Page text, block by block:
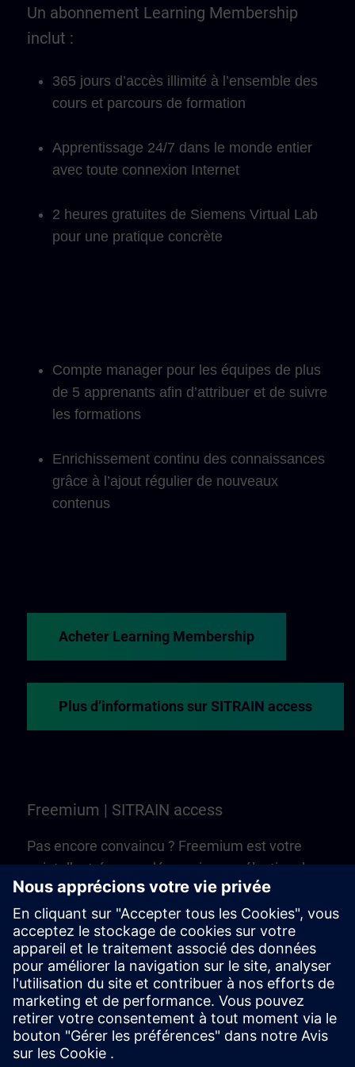
Un abonnement Learning Membership
inclut :
365 jours d’accès illimité à l’ensemble des
cours et parcours de formation
Apprentissage 24/7 dans le monde entier
avec toute connexion Internet
2 heures gratuites de Siemens Virtual Lab
pour une pratique concrète
Compte manager pour les équipes de plus
de 5 apprenants afin d’attribuer et de suivre
les formations
Enrichissement continu des connaissances
grâce à l’ajout régulier de nouveaux
contenus
Acheter Learning Membership
Plus d’informations sur SITRAIN access
Freemium | SITRAIN access
Pas encore convaincu ? Freemium est votre
point d’entrée pour découvrir une sélection de
formations et de cours en ligne de SITRAIN
access. C’est gratuit — aucun Learning
Membership n’est nécessaire !
Essayer Freemium | SITRAIN access